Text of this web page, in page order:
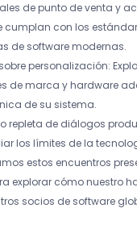
de punto de venta y
cumplan con los
de software modernas.
personalización:
de marca y hardware
de su sistema.
repleta de diálogos
los límites de la
estos encuentros
explorar cómo nuestro
socios de software